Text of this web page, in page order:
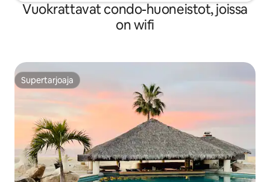
Vuokrattavat condo-huoneistot, joissa
on wifi
Supertarjoaja
Supertarjoaja